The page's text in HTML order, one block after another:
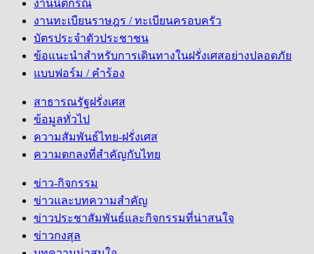
งานนิติกรณ์
งานทะเบียนราษฎร / ทะเบียนครอบครัว
บัตรประจำตัวประชาชน
ข้อแนะนำสำหรับการเดินทางในฝรั่งเศสอย่างปลอดภัย
แบบฟอร์ม / คำร้อง
สาธารณรัฐฝรั่งเศส
ข้อมูลทั่วไป
ความสัมพันธ์ไทย-ฝรั่งเศส
ความตกลงที่สำคัญกับไทย
ข่าว-กิจกรรม
ข่าวและบทความสำคัญ
ข่าวประชาสัมพันธ์และกิจกรรมที่น่าสนใจ
ข่าวกงสุล